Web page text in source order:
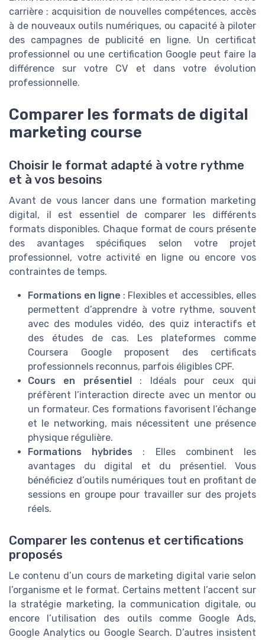
carrière : acquisition de nouvelles compétences, accès
à de nouveaux outils numériques, ou capacité à piloter
des campagnes de publicité en ligne. Un certificat
professionnel ou une certification Google peut faire la
différence sur votre CV et dans votre évolution
professionnelle.
Comparer les formats de digital
marketing course
Choisir le format adapté à votre rythme
et à vos besoins
Avant de vous lancer dans une formation marketing
digital, il est essentiel de comparer les différents
formats disponibles. Chaque format de cours présente
des avantages spécifiques selon votre projet
professionnel, votre activité en ligne ou encore vos
contraintes de temps.
Formations en ligne : Flexibles et accessibles, elles
permettent d’apprendre à votre rythme, souvent
avec des modules vidéo, des quiz interactifs et
des études de cas. Les plateformes comme
Coursera Google proposent des certificats
professionnels reconnus, parfois éligibles CPF.
Cours en présentiel
: Idéals pour ceux qui
préfèrent l’interaction directe avec un mentor ou
un formateur. Ces formations favorisent l’échange
et le networking, mais nécessitent une présence
physique régulière.
Formations hybrides : Elles combinent les
avantages du digital et du présentiel. Vous
bénéficiez d’outils numériques tout en profitant de
sessions en groupe pour travailler sur des projets
réels.
Comparer les contenus et certifications
proposés
Le contenu d’un cours de marketing digital varie selon
l’organisme et le format. Certains mettent l’accent sur
la stratégie marketing, la communication digitale, ou
encore l’utilisation des outils comme Google Ads,
Google Analytics ou Google Search. D’autres insistent